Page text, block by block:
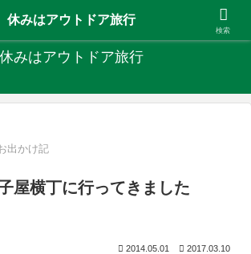
、釣り、旅行など外遊びを楽しんでます
休みはアウトドア旅行
出かけ記
屋横丁に行ってきました
2014.05.01 2017.03.10
休みはアウトドア旅行
検索